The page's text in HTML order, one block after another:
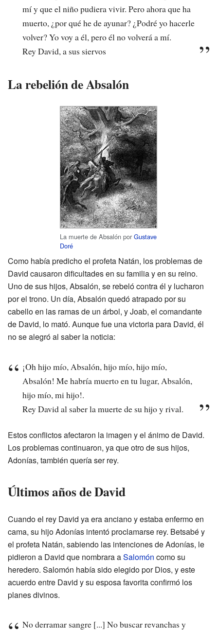
mí y que el niño pudiera vivir. Pero ahora que ha
muerto, ¿por qué he de ayunar? ¿Podré yo hacerle
volver? Yo voy a él, pero él no volverá a mí.
Rey David, a sus siervos
La rebelión de Absalón
La muerte de Absalón por Gustave
Doré
Como había predicho el profeta Natán, los problemas de
David causaron dificultades en su familia y en su reino.
Uno de sus hijos, Absalón, se rebeló contra él y lucharon
por el trono. Un día, Absalón quedó atrapado por su
cabello en las ramas de un árbol, y Joab, el comandante
de David, lo mató. Aunque fue una victoria para David, él
no se alegró al saber la noticia:
¡Oh hijo mío, Absalón, hijo mío, hijo mío,
Absalón! Me habría muerto en tu lugar, Absalón,
hijo mío, mi hijo!.
Rey David al saber la muerte de su hijo y rival.
Estos conflictos afectaron la imagen y el ánimo de David.
Los problemas continuaron, ya que otro de sus hijos,
Adonías, también quería ser rey.
Últimos años de David
Cuando el rey David ya era anciano y estaba enfermo en
cama, su hijo Adonías intentó proclamarse rey. Betsabé y
el profeta Natán, sabiendo las intenciones de Adonías, le
pidieron a David que nombrara aSalomón como su
heredero. Salomón había sido elegido por Dios, y este
acuerdo entre David y su esposa favorita confirmó los
planes divinos.
No derramar sangre [...] No buscar revanchas y